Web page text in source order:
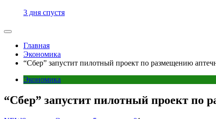
3 дня спустя
Главная
Экономика
“Сбер” запустит пилотный проект по размещению
Экономика
“Сбер” запустит пилотный проект по